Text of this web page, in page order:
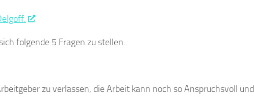
folgende 5 Fragen zu stellen.
zu verlassen, die Arbeit kann noch so Anspruchsvoll und